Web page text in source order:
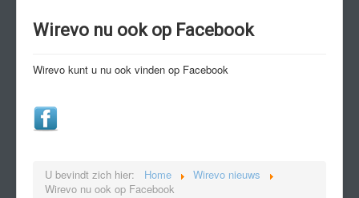
Impregneren
Contact
Wirevo nu ook op Facebook
Wirevo kunt u nu ook vinden op Facebook
U bevindt zich hier: Home
Wirevo nieuws
Wirevo nu ook op Facebook